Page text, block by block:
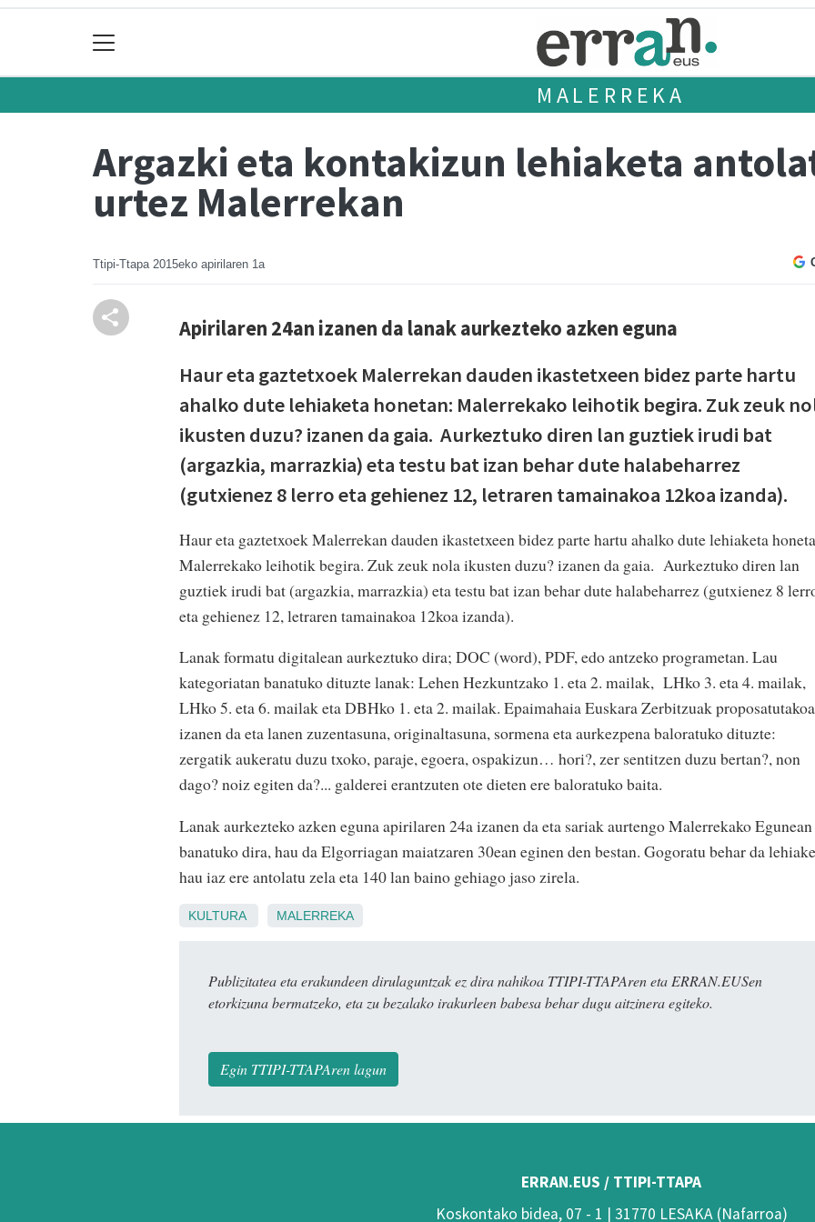
MALERREKA
Argazki eta kontakizun lehiaketa
urtez Malerrekan
Ttipi-Ttapa 2015eko apirilaren 1a
Apirilaren 24an izanen da lanak aurkezteko azken eguna
Haur eta gaztetxoek Malerrekan dauden ikastetxeen bidez parte hartu
ahalko dute lehiaketa honetan: Malerrekako leihotik begira. Zuk zeuk
ikusten duzu? izanen da gaia. Aurkeztuko diren lan guztiek irudi bat
(argazkia, marrazkia) eta testu bat izan behar dute halabeharrez
(gutxienez 8 lerro eta gehienez 12, letraren tamainakoa 12koa izanda).
Haur eta gaztetxoek Malerrekan dauden ikastetxeen bidez parte hartu ahalko dute lehiaketa
Malerrekako leihotik begira. Zuk zeuk nola ikusten duzu? izanen da gaia. Aurkeztuko diren lan
guztiek irudi bat (argazkia, marrazkia) eta testu bat izan behar dute halabeharrez (gutxienez 8
eta gehienez 12, letraren tamainakoa 12koa izanda).
Lanak formatu digitalean aurkeztuko dira; DOC (word), PDF, edo antzeko programetan. Lau
kategoriatan banatuko dituzte lanak: Lehen Hezkuntzako 1. eta 2. mailak, LHko 3. eta 4. mailak,
LHko 5. eta 6. mailak eta DBHko 1. eta 2. mailak. Epaimahaia Euskara Zerbitzuak proposatutakoa
izanen da eta lanen zuzentasuna, originaltasuna, sormena eta aurkezpena baloratuko dituzte:
zergatik aukeratu duzu txoko, paraje, egoera, ospakizun… hori?, zer sentitzen duzu bertan?, non
dago? noiz egiten da?... galderei erantzuten ote dieten ere baloratuko baita.
Lanak aurkezteko azken eguna apirilaren 24a izanen da eta sariak aurtengo Malerrekako Egunean
banatuko dira, hau da Elgorriagan maiatzaren 30ean eginen den bestan. Gogoratu behar da
hau iaz ere antolatu zela eta 140 lan baino gehiago jaso zirela.
KULTURA MALERREKA
Publizitatea eta erakundeen dirulaguntzak ez dira nahikoa TTIPI-TTAPAren eta ERRAN.EUSen
etorkizuna bermatzeko, eta zu bezalako irakurleen babesa behar dugu aitzinera egiteko.
Egin TTIPI-TTAPAren lagun
ERRAN.EUS / TTIPI-TTAPA
Koskontako bidea, 07 - 1 | 31770 LESAKA (Nafarroa)